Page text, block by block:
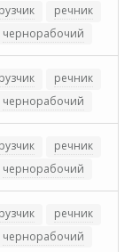
речник
чернорабочий
речник
чернорабочий
речник
чернорабочий
речник
чернорабочий